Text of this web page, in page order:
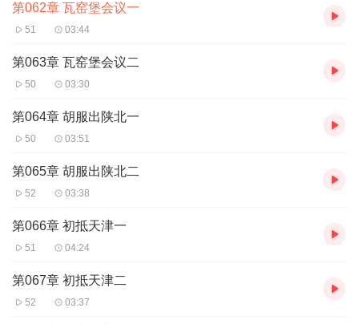
第062章 瓦窑堡会议一
51 03:44
第063章 瓦窑堡会议二
50 03:30
第064章 胡服出陕北一
50 03:51
第065章 胡服出陕北二
52 03:38
第066章 初抵天津一
51 04:24
第067章 初抵天津二
52 03:37